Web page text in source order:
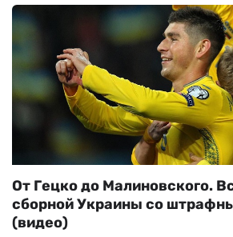
От Гецко до Малиновского.
сборной Украины со
(видео)